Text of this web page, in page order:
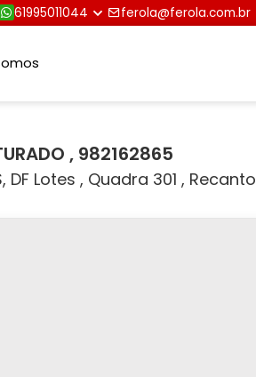
61995011044 ferola@ferola.com.br
, 982162865
DF Lotes , Quadra 301 ,